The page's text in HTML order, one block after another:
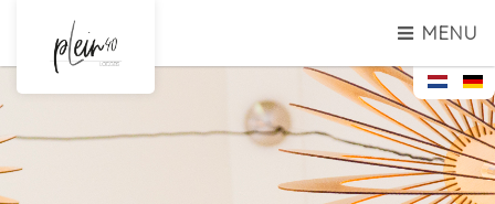
MENU